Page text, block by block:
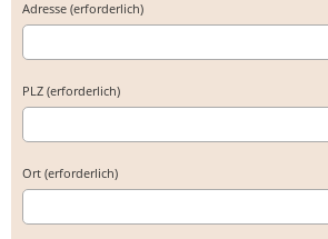
Adresse (erforderlich)
PLZ (erforderlich)
Ort (erforderlich)